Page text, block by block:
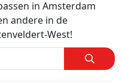
in Amsterdam
andere in de
West!